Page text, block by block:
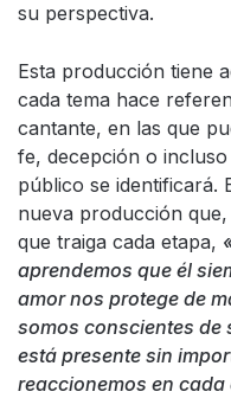
su perspectiva.
Esta producción tiene
cada tema hace
cantante, en las que
fe, decepción o
público se identificará.
nueva producción
que traiga cada etapa,
aprendemos que él
amor nos protege de
somos conscientes de
está presente sin
reaccionemos en cada